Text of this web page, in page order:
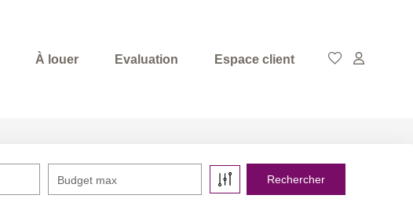
À louer Evaluation Espace client
Budget max